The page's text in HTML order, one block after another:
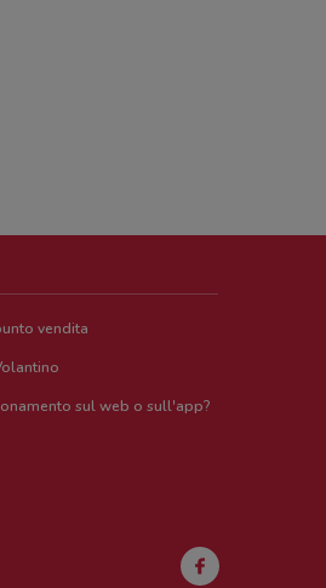
vendita
sul web o sull'app?